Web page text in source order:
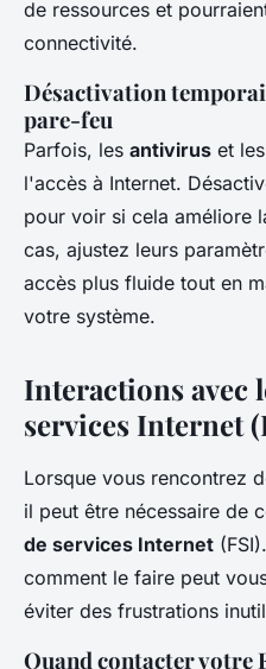
de ressources et
connectivité.
Désactivation
pare-feu
Parfois, les antivirus et les
l'accès à Internet.
pour voir si cela améliore
cas, ajustez leurs
accès plus fluide tout en
votre système.
Interactions avec
services Internet
Lorsque vous rencontrez
il peut être nécessaire de
de services Internet
comment le faire peut
éviter des frustrations
Quand contacter votre